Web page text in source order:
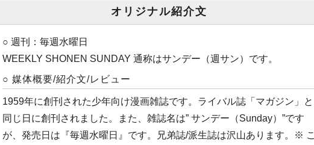
オリジナル紹介文
○ 週刊：毎週水曜日
WEEKLY SHONEN SUNDAY 通称はサンデー（週サン）です。
○ 媒体概要/紹介文/レビュー
1959年に創刊された少年向け漫画雑誌です。ライバル誌「マガジン」と
同じ日に創刊されました。また、雑誌名は” サンデー（Sunday）”です
が、発売日は『毎週水曜日』です。兄弟誌/派生誌は沢山あります。※ こ